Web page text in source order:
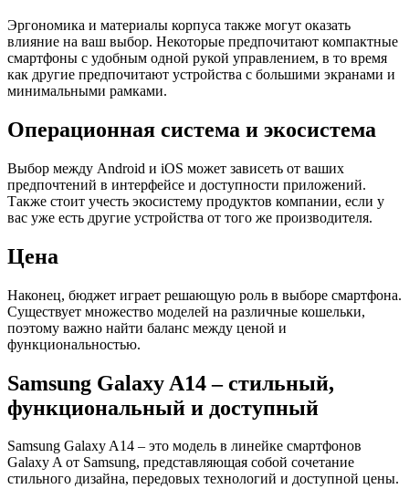
Эргономика и материалы корпуса также могут оказать
влияние на ваш выбор. Некоторые предпочитают компактные
смартфоны с удобным одной рукой управлением, в то время
как другие предпочитают устройства с большими экранами и
минимальными рамками.
Операционная система и экосистема
Выбор между Android и iOS может зависеть от ваших
предпочтений в интерфейсе и доступности приложений.
Также стоит учесть экосистему продуктов компании, если у
вас уже есть другие устройства от того же производителя.
Цена
Наконец, бюджет играет решающую роль в выборе смартфона.
Существует множество моделей на различные кошельки,
поэтому важно найти баланс между ценой и
функциональностью.
Samsung Galaxy A14 – стильный,
функциональный и доступный
Samsung Galaxy A14 – это модель в линейке смартфонов
Galaxy A от Samsung, представляющая собой сочетание
стильного дизайна, передовых технологий и доступной цены.